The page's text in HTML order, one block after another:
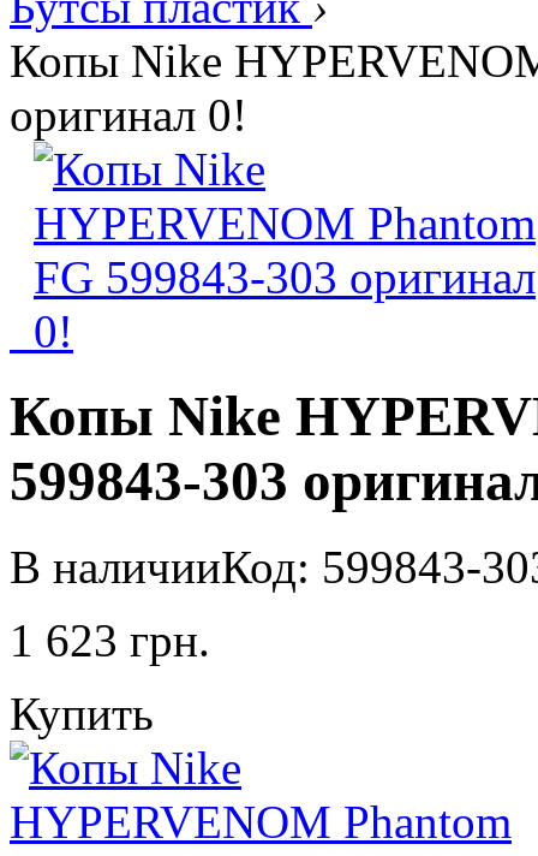
Копы Nike
оригинал 0!
Копы Nike
599843-303
В наличииКод: 599843-
1 623 грн.
Купить